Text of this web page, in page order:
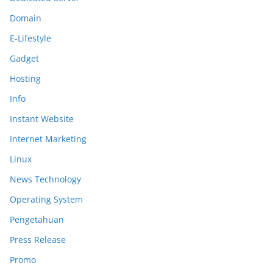
Domain
E-Lifestyle
Gadget
Hosting
Info
Instant Website
Internet Marketing
Linux
News Technology
Operating System
Pengetahuan
Press Release
Promo